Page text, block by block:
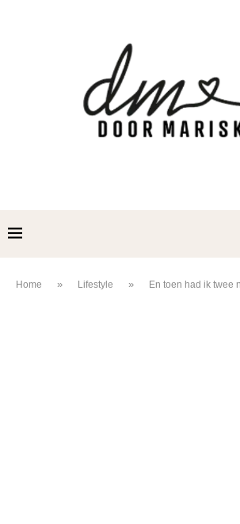
Home » Lifestyle » En toen had ik twee